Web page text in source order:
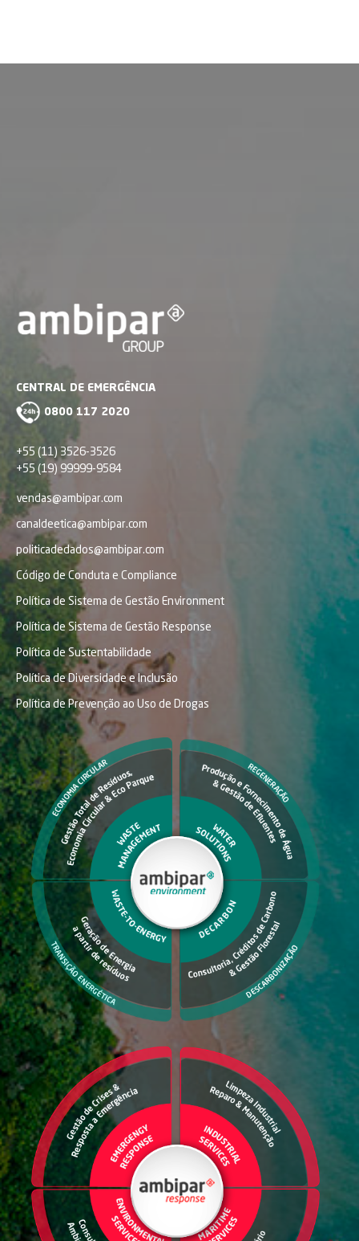
CENTRAL DE EMERGÊNCIA
0800 117 2020
+55 (11) 3526-3526
+55 (19) 99999-9584
vendas@ambipar.com
canaldeetica@ambipar.com
politicadedados@ambipar.com
Código de Conduta e Compliance
Política de Sistema de Gestão Environment
Política de Sistema de Gestão Response
Política de Sustentabilidade
Política de Diversidade e Inclusão
Política de Prevenção ao Uso de Drogas